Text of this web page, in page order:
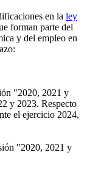
en la ley
forman parte del
y del empleo en
"2020, 2021 y
y 2023. Respecto
el ejercicio 2024,
"2020, 2021 y